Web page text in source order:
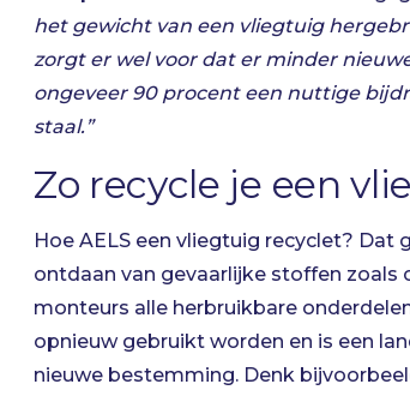
het gewicht van een vliegtuig
zorgt er wel voor dat er minder
ongeveer 90 procent een nuttige
staal.”
Zo recycle je een
Hoe AELS een vliegtuig recyclet?
ontdaan van gevaarlijke stoffen zoals
monteurs alle herbruikbare
opnieuw gebruikt worden en is een
nieuwe bestemming. Denk